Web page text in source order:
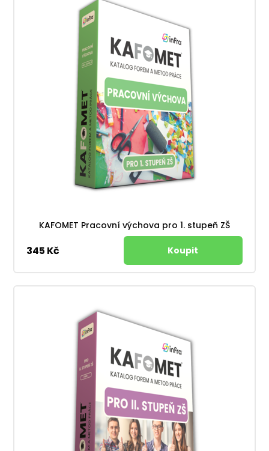
KAFOMET Pracovní výchova pro 1. stupeň ZŠ
345 Kč